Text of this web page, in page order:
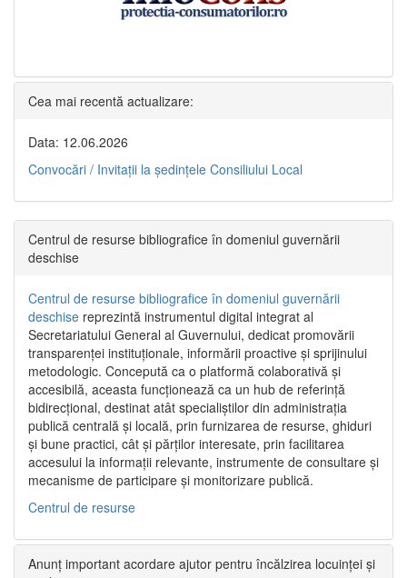
Cea mai recentă actualizare:
Data: 12.06.2026
Convocări / Invitaţii la şedinţele Consiliului Local
Centrul de resurse bibliografice în domeniul guvernării
deschise
Centrul de resurse bibliografice în domeniul guvernării
deschise reprezintă instrumentul digital integrat al
Secretariatului General al Guvernului, dedicat promovării
transparenței instituționale, informării proactive și sprijinului
metodologic. Concepută ca o platformă colaborativă și
accesibilă, aceasta funcționează ca un hub de referință
bidirecțional, destinat atât specialiștilor din administrația
publică centrală și locală, prin furnizarea de resurse, ghiduri
și bune practici, cât și părților interesate, prin facilitarea
accesului la informații relevante, instrumente de consultare și
mecanisme de participare și monitorizare publică.
Centrul de resurse
Anunț important acordare ajutor pentru încălzirea locuinței și